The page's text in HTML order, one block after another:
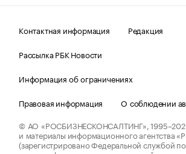
Контактная информация
Редакция
Рассылка РБК Новости
Информация об ограничениях
Правовая информация
О соблюдении
© АО «РОСБИЗНЕСКОНСАЛТИНГ»,
и материалы информационного агентства
(зарегистрировано Федеральной службой